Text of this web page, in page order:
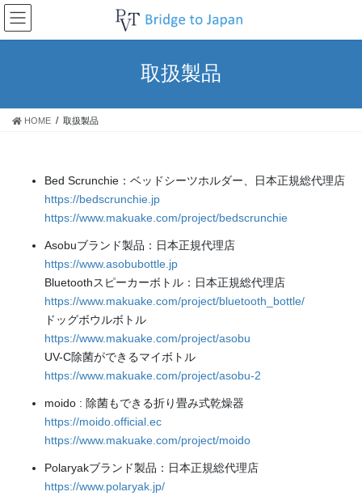
コ
ン
テ
ス
ナ
ビ
ゲ
ン
取扱製品
HOME 取扱製品
Bed Scrunchie：ベッドシーツホルダー、日本正規総代理店
https://bedscrunchie.jp
https://www.makuake.com/project/bedscrunchie
Asobuブランド製品：日本正規代理店
https://www.asobubottle.jp
Bluetoothスピーカーボトル：日本正規総代理店
https://www.makuake.com/project/bluetooth_bottle/
ドッグボウルボトル
https://www.makuake.com/project/asobu
UV-C除菌ができるマイボトル
https://www.makuake.com/project/asobu-2
moido : 除菌もできる折り畳み式乾燥器
https://moido.official.ec
https://www.makuake.com/project/moido
Polaryakブランド製品：日本正規総代理店
https://www.polaryak.jp/